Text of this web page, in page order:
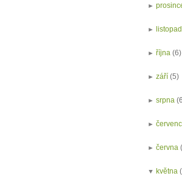
►
►
►října (6)
►září (5)
►srpna
►
►června
▼května